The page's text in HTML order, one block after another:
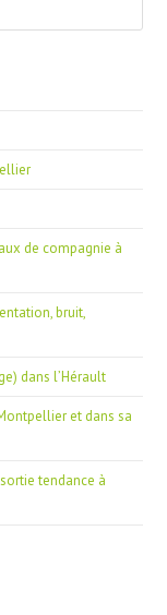
de compagnie à
bruit,
dans l’Hérault
et dans sa
tendance à